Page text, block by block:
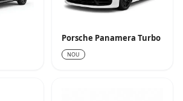
Porsche Panamera Turbo
NOU